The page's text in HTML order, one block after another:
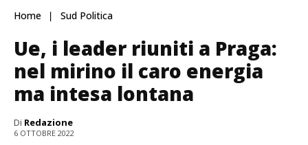
Home Sud Politica
Ue, i leader riuniti a Praga:
nel mirino il caro energia
ma intesa lontana
Di Redazione
6 OTTOBRE 2022